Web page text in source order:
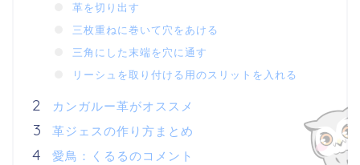
革を切り出す
三枚重ねに巻いて穴をあける
三角にした末端を穴に通す
リーシュを取り付ける用のスリットを入れる
カンガルー革がオススメ
革ジェスの作り方まとめ
愛鳥：くるるのコメント